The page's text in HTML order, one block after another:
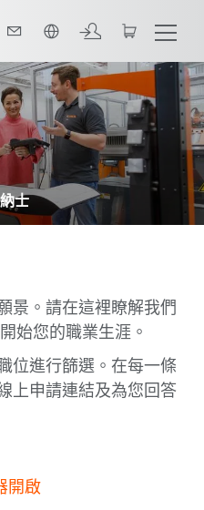
士
景。請在這裡瞭解我們
始您的職業生涯。
位進行篩選。在每一條
上申請連結及為您回答
開啟